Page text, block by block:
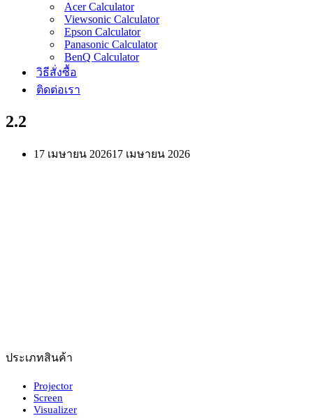
Acer Calculator
Viewsonic Calculator
Epson Calculator
Panasonic Calculator
BenQ Calculator
วิธีสั่งซื้อ
ติดต่อเรา
2.2
17 เมษายน 202617 เมษายน 2026
ประเภทสินค้า
Projector
Screen
Visualizer